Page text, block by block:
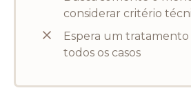
considerar critério
Espera um tratamento
todos os casos